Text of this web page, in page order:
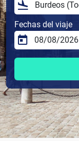
Fechas del viaje